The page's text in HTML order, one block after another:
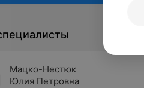
Мацко-Нестюк
Юлия Петровна